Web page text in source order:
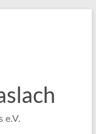
e.V.